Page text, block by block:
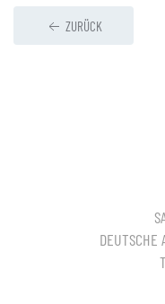
ZURÜCK
DEUTSCHE